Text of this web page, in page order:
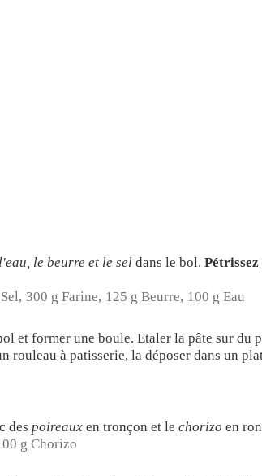
le beurre et le sel dans le bol.Pétrissez
300 g Farine, 125 g Beurre, 100 g Eau
et former une boule. Etaler la pâte sur du
rouleau à patisserie, la déposer dans un
des poireaux en tronçon et lechorizo en
g Chorizo